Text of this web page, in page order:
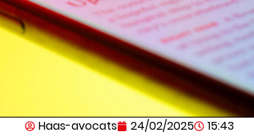
Haas-avocats 24/02/2025
15:43